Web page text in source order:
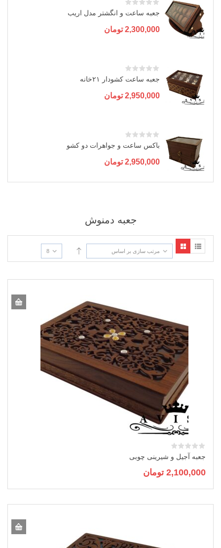
جعبه ساعت و انگشتر مدل اریب
2,300,000 تومان
جعبه ساعت کشودار ۲۱خانه
2,950,000 تومان
باکس ساعت و جواهرات دو کشو
2,950,000 تومان
جعبه دمنوش
مرتب سازی بر اساس 8
جعبه آجیل و شیرینی چوبی
2,100,000 تومان